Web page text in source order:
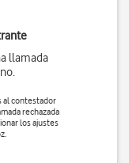
llamada
al contestador
rechazada
los ajustes